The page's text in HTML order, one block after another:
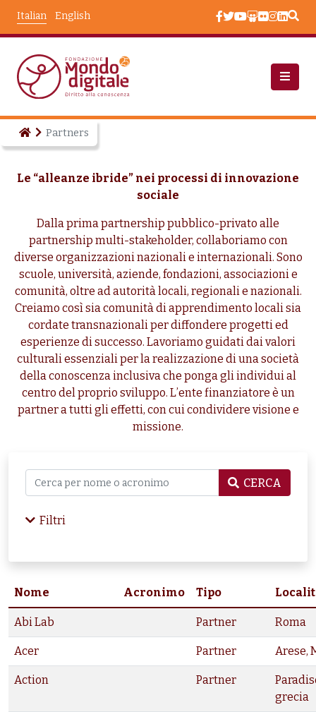
English
Italian
Partners
Le “alleanze ibride” nei processi di innovazione
sociale
Dalla prima partnership pubblico-privato alle
partnership multi-stakeholder, collaboriamo con
diverse organizzazioni nazionali e internazionali. Sono
scuole, università, aziende, fondazioni, associazioni e
comunità, oltre ad autorità locali, regionali e nazionali.
Creiamo così sia comunità di apprendimento locali sia
cordate transnazionali per diffondere progetti ed
esperienze di successo. Lavoriamo guidati dai valori
culturali essenziali per la realizzazione di una società
della conoscenza inclusiva che ponga gli individui al
centro del proprio sviluppo. L’ente finanziatore è un
partner a tutti gli effetti, con cui condividere visione e
missione.
CERCA
Filtri
Nome Acronimo Tipo
Abi Lab Partner Roma
Acer Partner Arese,
Action Partner
grecia